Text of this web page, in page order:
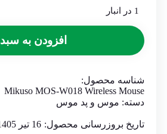
1 در انبار
افزودن به سبد
شناسه محصول:
Mikuso MOS-W018 Wireless Mouse
دسته: موس و پد موس
تاریخ بروزرسانی محصول: 16 تیر 1405